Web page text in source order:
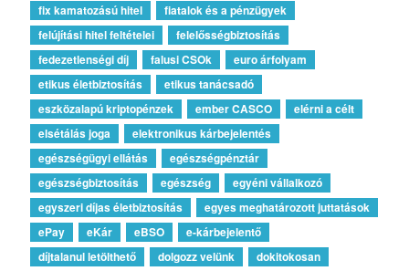
fix kamatozású hitel
fiatalok és a pénzügyek
felújítási hitel feltételei
felelősségbiztosítás
fedezetlenségi díj
falusi CSOk
euro árfolyam
etikus életbiztosítás
etikus tanácsadó
eszközalapú kriptopénzek
ember CASCO
elérni a célt
elsétálás joga
elektronikus kárbejelentés
egészségügyi ellátás
egészségpénztár
egészségbiztosítás
egészség
egyéni vállalkozó
egyszeri díjas életbiztosítás
egyes meghatározott juttatások
ePay
eKár eBSO
e-kárbejelentő
díjtalanul letölthető
dolgozz velünk
dokitokosan